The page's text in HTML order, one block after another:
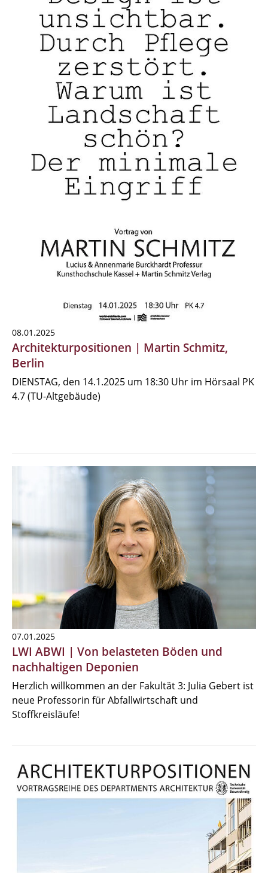
08.01.2025
Architekturpositionen | Martin Schmitz,
Berlin
DIENSTAG, den 14.1.2025 um 18:30 Uhr im Hörsaal PK
4.7 (TU-Altgebäude)
07.01.2025
LWI ABWI | Von belasteten Böden und
nachhaltigen Deponien
Herzlich willkommen an der Fakultät 3: Julia Gebert ist
neue Professorin für Abfallwirtschaft und
Stoffkreisläufe!